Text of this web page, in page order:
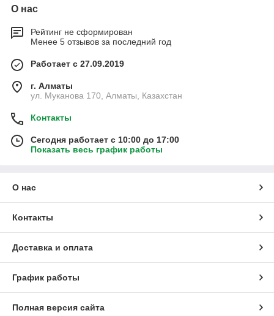
О нас
Рейтинг не сформирован
Менее 5 отзывов за последний год
Работает с 27.09.2019
г. Алматы
ул. Муканова 170, Алматы, Казахстан
Контакты
Сегодня работает с 10:00 до 17:00
Показать весь график работы
О нас
Контакты
Доставка и оплата
График работы
Полная версия сайта